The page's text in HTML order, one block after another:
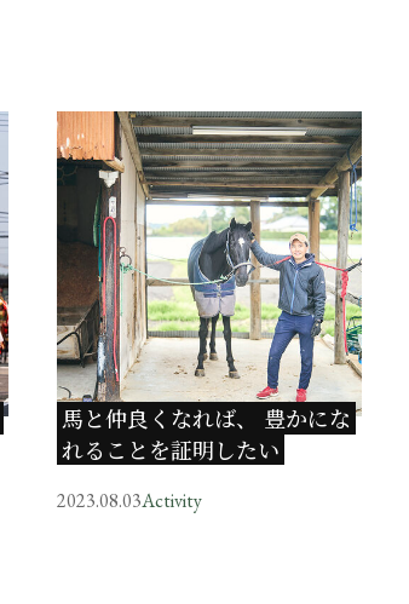
馬と仲良くなれば、 豊かにな
れることを証明したい
2023.08.03Activity